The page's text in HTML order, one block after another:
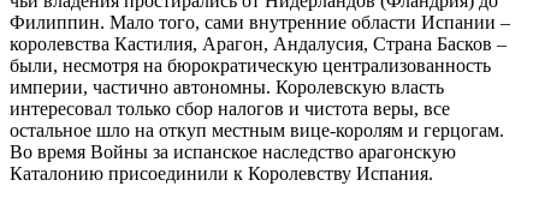
Филиппин. Мало того, сами внутренние области Испании –
королевства Кастилия, Арагон, Андалусия, Страна Басков –
были, несмотря на бюрократическую централизованность
империи, частично автономны. Королевскую власть
интересовал только сбор налогов и чистота веры, все
остальное шло на откуп местным вице-королям и герцогам.
Во время Войны за испанское наследство арагонскую
Каталонию присоединили к Королевству Испания.